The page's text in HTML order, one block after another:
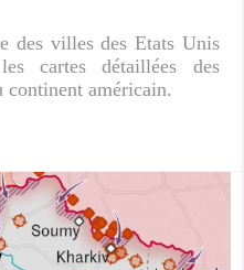
des villes des Etats Unis
cartes détaillées des
continent américain.